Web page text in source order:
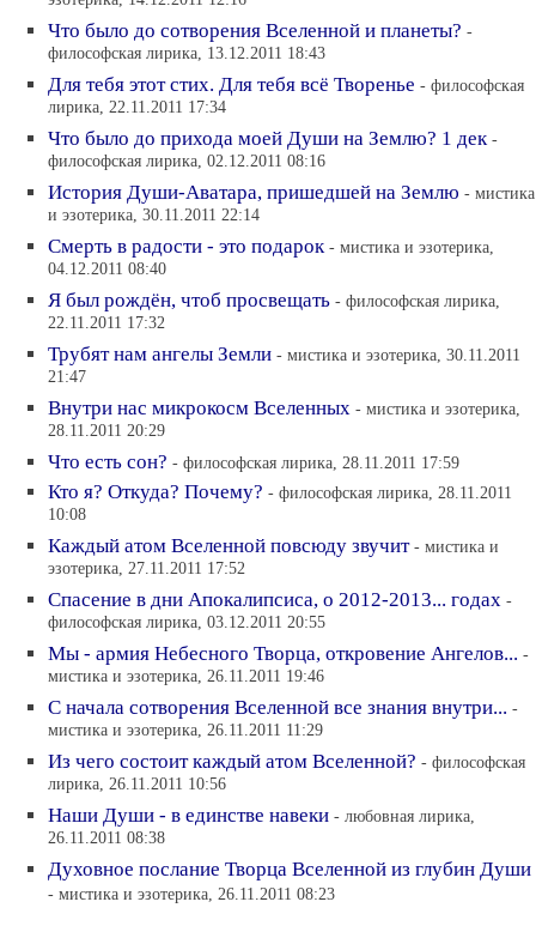
Что было до сотворения Вселенной и планеты? -
философская лирика, 13.12.2011 18:43
Для тебя этот стих. Для тебя всё Творенье - философская
лирика, 22.11.2011 17:34
Что было до прихода моей Души на Землю? 1 дек -
философская лирика, 02.12.2011 08:16
История Души-Аватара, пришедшей на Землю - мистика
и эзотерика, 30.11.2011 22:14
Смерть в радости - это подарок - мистика и эзотерика,
04.12.2011 08:40
Я был рождён, чтоб просвещать - философская лирика,
22.11.2011 17:32
Трубят нам ангелы Земли - мистика и эзотерика, 30.11.2011
21:47
Внутри нас микрокосм Вселенных - мистика и эзотерика,
28.11.2011 20:29
Что есть сон? - философская лирика, 28.11.2011 17:59
Кто я? Откуда? Почему? - философская лирика, 28.11.2011
10:08
Каждый атом Вселенной повсюду звучит - мистика и
эзотерика, 27.11.2011 17:52
Спасение в дни Апокалипсиса, о 2012-2013... годах -
философская лирика, 03.12.2011 20:55
Мы - армия Небесного Творца, откровение Ангелов... -
мистика и эзотерика, 26.11.2011 19:46
C начала сотворения Вселенной все знания внутри... -
мистика и эзотерика, 26.11.2011 11:29
Из чего состоит каждый атом Вселенной? - философская
лирика, 26.11.2011 10:56
Наши Души - в единстве навеки - любовная лирика,
26.11.2011 08:38
Духовное послание Творца Вселенной из глубин Души
- мистика и эзотерика, 26.11.2011 08:23